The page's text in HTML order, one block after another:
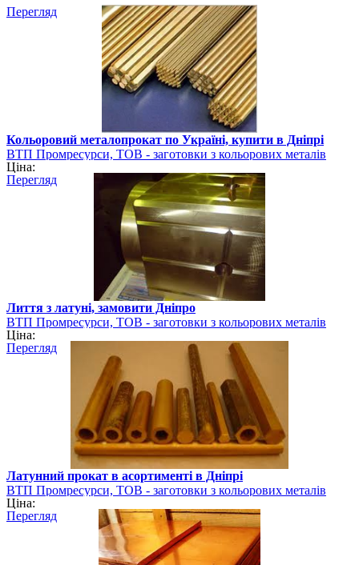
Перегляд
Кольоровий металопрокат по Україні, купити в Дніпрі
ВТП Промресурси, ТОВ - заготовки з кольорових металів
Ціна:
Перегляд
Лиття з латуні, замовити Дніпро
ВТП Промресурси, ТОВ - заготовки з кольорових металів
Ціна:
Перегляд
Латунний прокат в асортименті в Дніпрі
ВТП Промресурси, ТОВ - заготовки з кольорових металів
Ціна:
Перегляд